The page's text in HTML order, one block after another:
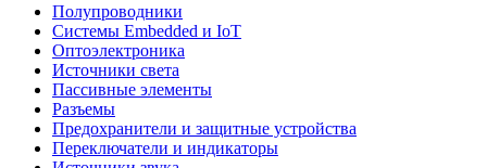
Полупроводники
Системы Embedded и IoT
Oптоэлектроника
Источники света
Пассивные элементы
Разъeмы
Предохранители и защитные устройства
Переключатели и индикаторы